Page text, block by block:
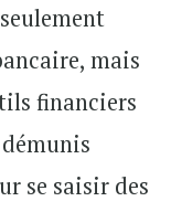
mais
financiers
se saisir des